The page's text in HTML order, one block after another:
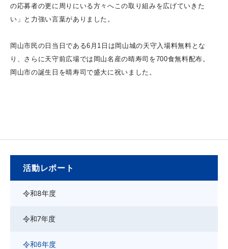
の応募者の更に周りにいる方々へこの取り組みを広げていきた
い」と力強い言葉がありました。
岡山市民の日当日である6月1日は岡山城の天守入場料無料とな
り、さらに天守前広場では岡山名産の晴寿司を700食無料配布。
岡山市の誕生日を晴寿司で盛大に祝いました。
活動レポート
令和8年度
令和7年度
令和6年度